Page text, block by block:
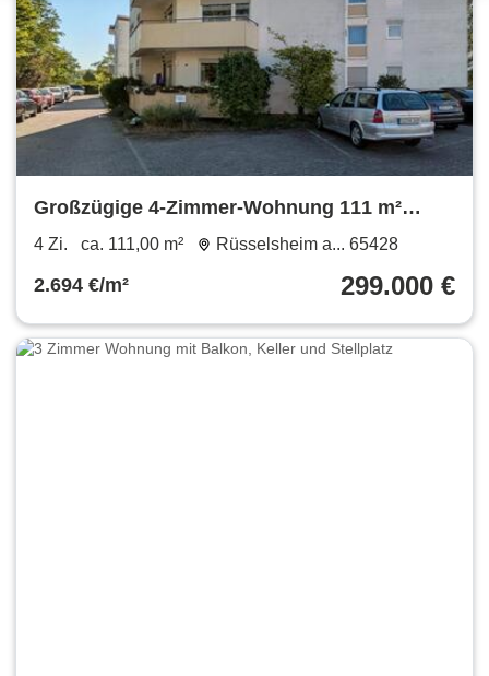
Großzügige 4-Zimmer-Wohnung 111 m²
Bezugsfrei von Privat
4 Zi. ca. 111,00 m² Rüsselsheim a... 65428
2.694 €/m² 299.000 €